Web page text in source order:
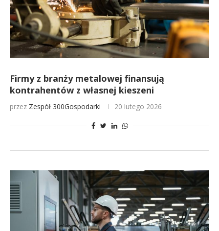
Firmy z branży metalowej finansują
kontrahentów z własnej kieszeni
przez Zespół 300Gospodarki 20 lutego 2026